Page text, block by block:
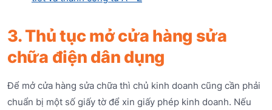
3. Thủ tục mở cửa hàng sửa
chữa điện dân dụng
Để mở cửa hàng sửa chữa thì chủ kinh doanh cũng cần phải
chuẩn bị một số giấy tờ để xin giấy phép kinh doanh. Nếu